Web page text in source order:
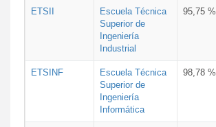
ETSII
Escuela Técnica
Superior de
Ingeniería
Industrial
95,75 %
ETSINF
Escuela Técnica
Superior de
Ingeniería
Informática
98,78 %